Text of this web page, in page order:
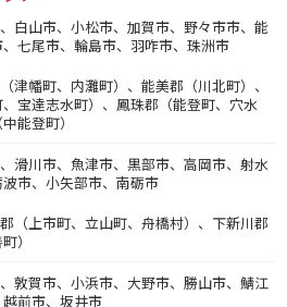
白山市、小松市、加賀市、野々市市、能
七尾市、輪島市、羽咋市、珠洲市
津幡町、内灘町）、能美郡（川北町）、
宝達志水町）、鳳珠郡（能登町、穴水
能登町）
滑川市、魚津市、黒部市、高岡市、射水
市、小矢部市、南砺市
（上市町、立山町、舟橋村）、下新川郡
）
敦賀市、小浜市、大野市、勝山市、鯖江
前市、坂井市